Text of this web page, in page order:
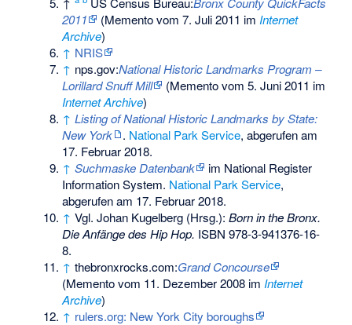
2011
(Mementovom 7. Juli 2011 im Internet
Archive)
↑ NRIS
↑ nps.gov:National Historic Landmarks Program –
Lorillard Snuff Mill
(Mementovom 5. Juni 2011 im
Internet Archive)
↑ Listing of National Historic Landmarks by State:
New York
. National Park Service, abgerufen am
17. Februar 2018.
↑ Suchmaske Datenbank
im National Register
Information System. National Park Service,
abgerufen am 17. Februar 2018.
↑ Vgl. Johan Kugelberg (Hrsg.):Born in the Bronx.
Die Anfänge des Hip Hop. ISBN 978-3-941376-16-
8.
↑ thebronxrocks.com:Grand Concourse
(Mementovom 11. Dezember 2008 im Internet
Archive)
↑ rulers.org: New York City boroughs